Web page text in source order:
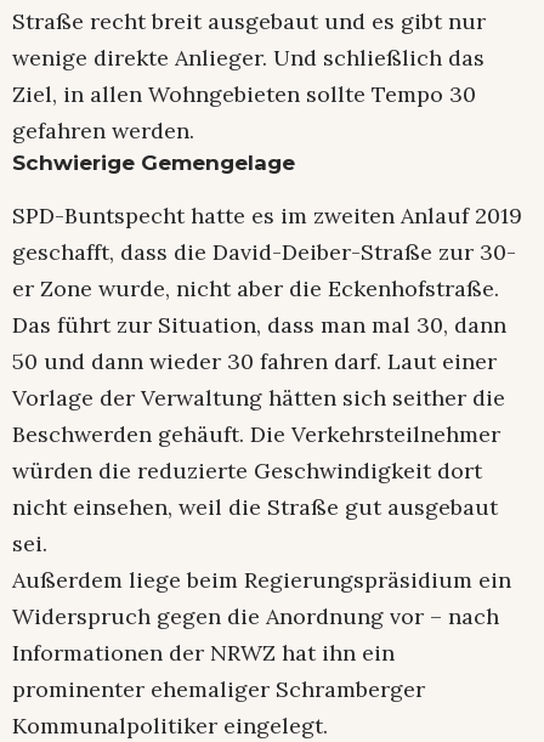
Straße recht breit ausgebaut und es gibt nur
wenige direkte Anlieger. Und schließlich das
Ziel, in allen Wohngebieten sollte Tempo 30
gefahren werden.
Schwierige Gemengelage
SPD-Buntspecht hatte es im zweiten Anlauf 2019
geschafft, dass die David-Deiber-Straße zur 30-
er Zone wurde, nicht aber die Eckenhofstraße.
Das führt zur Situation, dass man mal 30, dann
50 und dann wieder 30 fahren darf. Laut einer
Vorlage der Verwaltung hätten sich seither die
Beschwerden gehäuft. Die Verkehrsteilnehmer
würden die reduzierte Geschwindigkeit dort
nicht einsehen, weil die Straße gut ausgebaut
sei.
Außerdem liege beim Regierungspräsidium ein
Widerspruch gegen die Anordnung vor – nach
Informationen der NRWZ hat ihn ein
prominenter ehemaliger Schramberger
Kommunalpolitiker eingelegt.